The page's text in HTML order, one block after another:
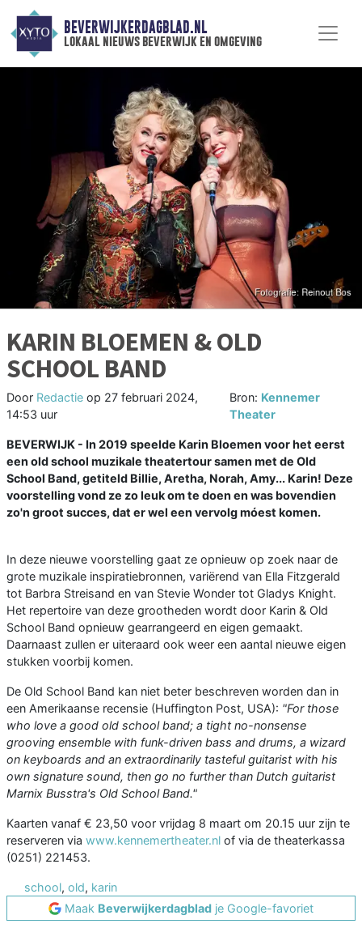
BEVERWIJKERDAGBLAD.NL
lokaal nieuws beverwijk en omgeving
KARIN BLOEMEN & OLD
SCHOOL BAND
Door Redactie op 27 februari 2024,
14:53 uur
Bron: Kennemer
Theater
BEVERWIJK - In 2019 speelde Karin Bloemen voor het eerst
een old school muzikale theatertour samen met de Old
School Band, getiteld Billie, Aretha, Norah, Amy... Karin! Deze
voorstelling vond ze zo leuk om te doen en was bovendien
zo'n groot succes, dat er wel een vervolg móest komen.
In deze nieuwe voorstelling gaat ze opnieuw op zoek naar de
grote muzikale inspiratiebronnen, variërend van Ella Fitzgerald
tot Barbra Streisand en van Stevie Wonder tot Gladys Knight.
Het repertoire van deze grootheden wordt door Karin & Old
School Band opnieuw gearrangeerd en eigen gemaakt.
Daarnaast zullen er uiteraard ook weer een aantal nieuwe eigen
stukken voorbij komen.
De Old School Band kan niet beter beschreven worden dan in
een Amerikaanse recensie (Huffington Post, USA): "For those
who love a good old school band; a tight no-nonsense
grooving ensemble with funk-driven bass and drums, a wizard
on keyboards and an extraordinarily tasteful guitarist with his
own signature sound, then go no further than Dutch guitarist
Marnix Busstra's Old School Band."
Kaarten vanaf € 23,50 voor vrijdag 8 maart om 20.15 uur zijn te
reserveren via www.kennemertheater.nl of via de theaterkassa
(0251) 221453.
school, old, karin
Maak Beverwijkerdagblad je Google-favoriet